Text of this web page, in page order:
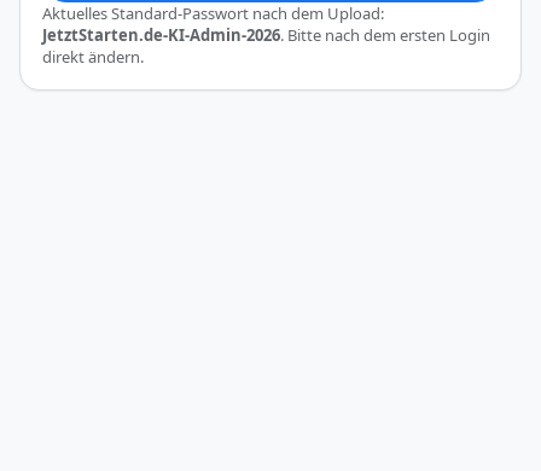
Aktuelles Standard-Passwort nach dem Upload:
JetztStarten.de-KI-Admin-2026. Bitte nach dem ersten Login
direkt ändern.